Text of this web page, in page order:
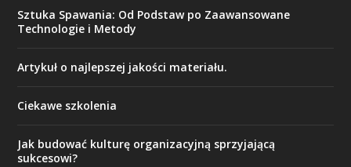
Sztuka Spawania: Od Podstaw po Zaawansowane
Technologie i Metody
Artykuł o najlepszej jakości materiału.
Ciekawe szkolenia
Jak budować kulturę organizacyjną sprzyjającą
sukcesowi?